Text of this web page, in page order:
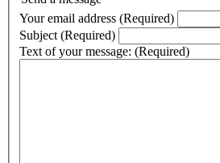
Your email address (Required)
Subject (Required)
Text of your message: (Required)